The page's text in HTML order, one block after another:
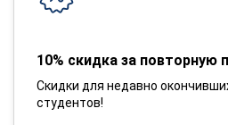
10% скидка за повторную
Скидки для недавно
студентов!